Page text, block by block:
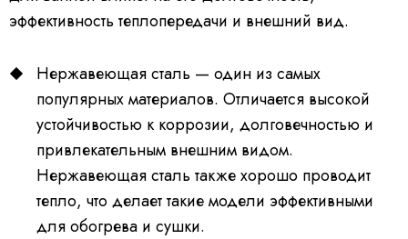
эффективность теплопередачи и внешний вид.
Нержавеющая сталь — один из самых
популярных материалов. Отличается высокой
устойчивостью к коррозии, долговечностью и
привлекательным внешним видом.
Нержавеющая сталь также хорошо проводит
тепло, что делает такие модели эффективными
для обогрева и сушки.